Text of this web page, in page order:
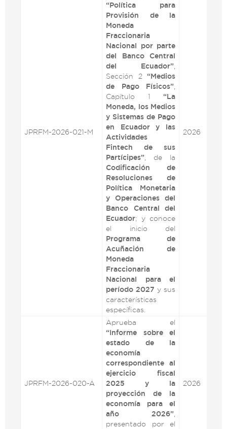
JPRFM-2026-021-M
“Política para
Provisión de la
Moneda
Fraccionaria
Nacional por parte
del Banco Central
del Ecuador”
Sección 2 “Medios
de Pago Físicos”
Capítulo 1 “La
Moneda, los Medios
y Sistemas de Pago
en Ecuador y las
Actividades
Fintech de sus
Partícipes” , de la
Codificación de
Resoluciones de
Política Monetaria
y Operaciones del
Banco Central del
Ecuador; y conoce
el inicio del
Programa de
Acuñación de
Moneda
Fraccionaria
Nacional para el
período 2027 y sus
características
específicas.
2026
JPRFM-2026-020-A
Aprueba el
“Informe sobre el
estado de la
economía
correspondiente al
ejercicio fiscal
2025 y la
proyección de la
economía para el
año 2026”
presentado por el
2026